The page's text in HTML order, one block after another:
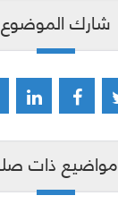
شارك الموضوع
مواضيع ذات